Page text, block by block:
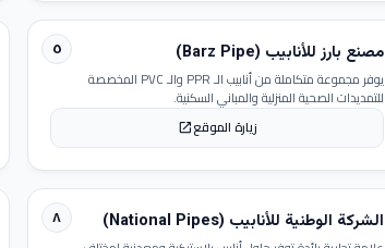
٥ مصنع بارز للأنابيب (Barz Pipe)
يوفر مجموعة متكاملة من أنابيب الـ PPR والـ PVC المخصصة
للتمديدات الصحية المنزلية والمباني السكنية.
زيارة الموقعopen_in_new
٨ الشركة الوطنية للأنابيب (National Pipes)